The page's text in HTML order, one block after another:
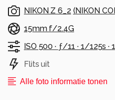
NIKON Z 6_2 (NIKON
15mm f/2.4G
ISO 500 · ƒ/11 · 1/125s ·
Flits uit
Alle foto informatie tonen